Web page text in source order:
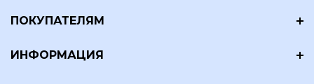
ПОКУПАТЕЛЯМ
ИНФОРМАЦИЯ